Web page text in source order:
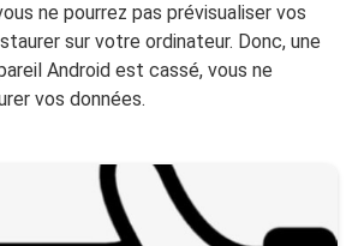
ne pourrez pas prévisualiser vos
sur votre ordinateur. Donc, une
Android est cassé, vous ne
vos données.